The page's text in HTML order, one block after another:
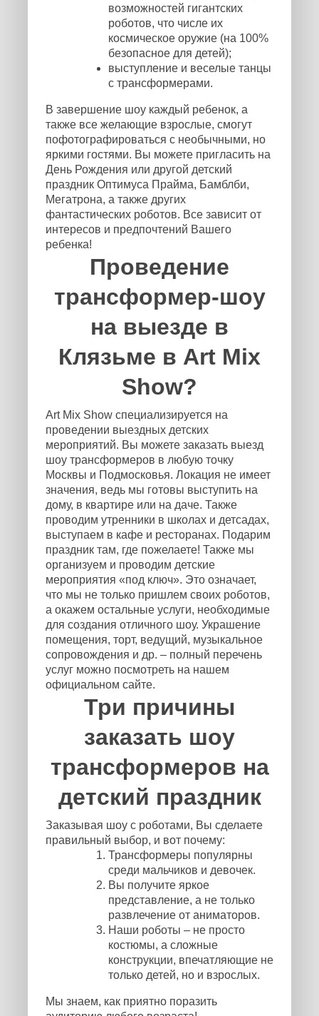
возможностей гигантских
роботов, что числе их
космическое оружие (на 100%
безопасное для детей);
выступление и веселые танцы
с трансформерами.
В завершение шоу каждый ребенок, а
также все желающие взрослые, смогут
пофотографироваться с необычными, но
яркими гостями. Вы можете пригласить на
День Рождения или другой детский
праздник Оптимуса Прайма, Бамблби,
Мегатрона, а также других
фантастических роботов. Все зависит от
интересов и предпочтений Вашего
ребенка!
Проведение
трансформер-шоу
на выезде в
Клязьме в Art Mix
Show?
Art Mix Show специализируется на
проведении выездных детских
мероприятий. Вы можете заказать выезд
шоу трансформеров в любую точку
Москвы и Подмосковья. Локация не имеет
значения, ведь мы готовы выступить на
дому, в квартире или на даче. Также
проводим утренники в школах и детсадах,
выступаем в кафе и ресторанах. Подарим
праздник там, где пожелаете! Также мы
организуем и проводим детские
мероприятия «под ключ». Это означает,
что мы не только пришлем своих роботов,
а окажем остальные услуги, необходимые
для создания отличного шоу. Украшение
помещения, торт, ведущий, музыкальное
сопровождения и др. – полный перечень
услуг можно посмотреть на нашем
официальном сайте.
Три причины
заказать шоу
трансформеров на
детский праздник
Заказывая шоу с роботами, Вы сделаете
правильный выбор, и вот почему:
Трансформеры популярны
среди мальчиков и девочек.
Вы получите яркое
представление, а не только
развлечение от аниматоров.
Наши роботы – не просто
костюмы, а сложные
конструкции, впечатляющие не
только детей, но и взрослых.
Мы знаем, как приятно поразить